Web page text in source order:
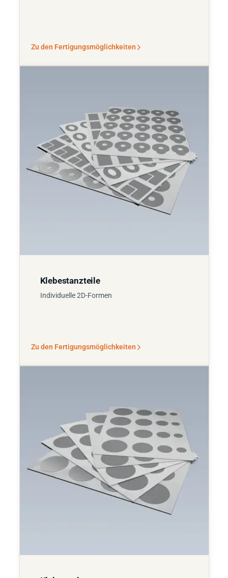
Zu den Fertigungsmöglichkeiten
Klebestanzteile
Individuelle 2D-Formen
Zu den Fertigungsmöglichkeiten